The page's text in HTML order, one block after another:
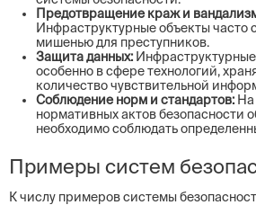
Предотвращение краж и
Инфраструктурные объекты часто
мишенью для преступников.
Защита данных:
особенно в сфере технологий,
количество чувствительной
Соблюдение норм и стандартов: На
нормативных актов безопасности
необходимо соблюдать
Примеры систем
К числу примеров системы